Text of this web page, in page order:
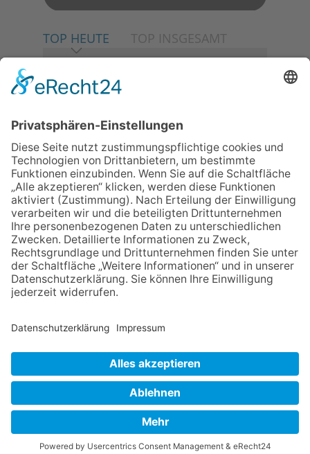
TOP HEUTE TOP INSGESAMT
06.08.2026
Baustellenführung führt auch in
die Zukunft der Stadt
Königstein
06.08.2026
Klinikforum zum Thema
Karpaltunnelsyndrom
06.08.2026
Gewinnspiel zum Start ins
Schuljahr
06.08.2026
„Rock auf der Burg“ lässt
Königstein beben
NACH OBEN
Datenschutz Netiquette FAQ
Powered bynative:media.